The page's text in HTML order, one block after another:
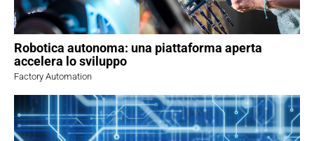
Robotica autonoma: una piattaforma aperta
accelera lo sviluppo
Factory Automation